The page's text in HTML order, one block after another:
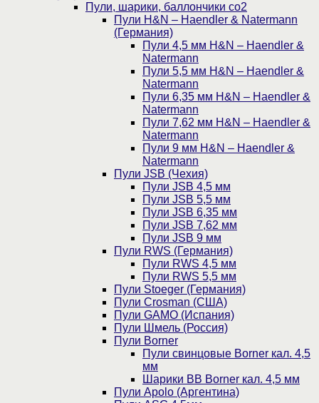
Пули, шарики, баллончики со2
Пули H&N – Haendler & Natermann
(Германия)
Пули 4,5 мм H&N – Haendler &
Natermann
Пули 5,5 мм H&N – Haendler &
Natermann
Пули 6,35 мм H&N – Haendler &
Natermann
Пули 7,62 мм H&N – Haendler &
Natermann
Пули 9 мм H&N – Haendler &
Natermann
Пули JSB (Чехия)
Пули JSB 4,5 мм
Пули JSB 5,5 мм
Пули JSB 6,35 мм
Пули JSB 7,62 мм
Пули JSB 9 мм
Пули RWS (Германия)
Пули RWS 4,5 мм
Пули RWS 5,5 мм
Пули Stoeger (Германия)
Пули Crosman (США)
Пули GAMO (Испания)
Пули Шмель (Россия)
Пули Borner
Пули свинцовые Borner кал. 4,5
мм
Шарики BB Borner кал. 4,5 мм
Пули Apolo (Аргентина)